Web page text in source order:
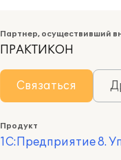
Партнер, осуществивший
ПРАКТИКОН
Связаться
Продукт
1С:Предприятие 8.